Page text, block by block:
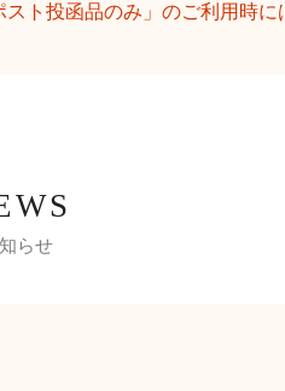
ト投函品のみ」のご利用時に
らせ